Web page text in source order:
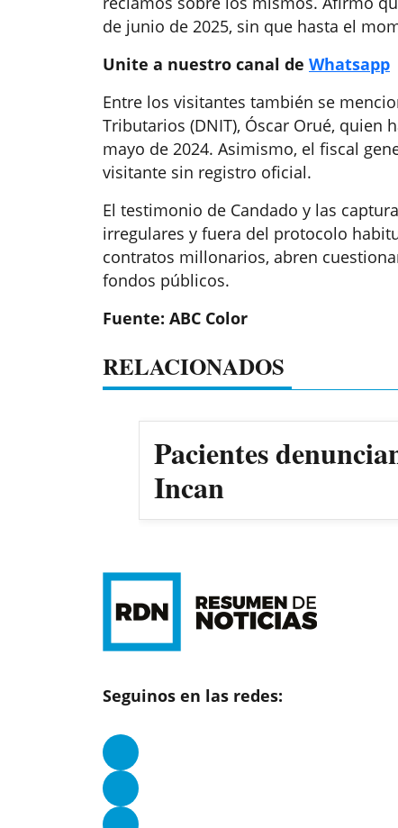
de junio de 2025, sin que hasta el
Unite a nuestro canal de Whatsapp
Entre los visitantes también se
Tributarios (DNIT), Óscar Orué,
mayo de 2024. Asimismo, el fiscal
visitante sin registro oficial.
El testimonio de Candado y las
irregulares y fuera del protocolo
contratos millonarios, abren
fondos públicos.
Fuente: ABC Color
RELACIONADOS
Pacientes
Incan
Seguinos en las redes: